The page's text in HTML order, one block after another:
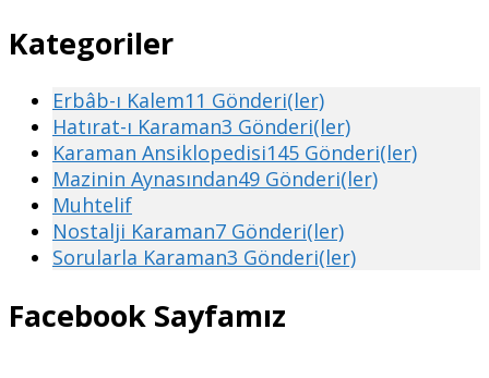
Kategoriler
Erbâb-ı Kalem11 Gönderi(ler)
Hatırat-ı Karaman3 Gönderi(ler)
Karaman Ansiklopedisi145 Gönderi(ler)
Mazinin Aynasından49 Gönderi(ler)
Muhtelif
Nostalji Karaman7 Gönderi(ler)
Sorularla Karaman3 Gönderi(ler)
Facebook Sayfamız